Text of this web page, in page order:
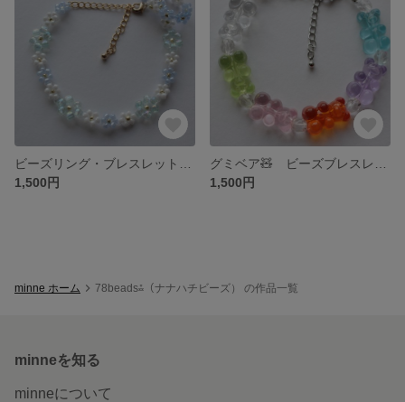
1,500円
1,500円
minne ホーム 78beads⁂（ナナハチビーズ） の作品一覧
minneを知る
minneについて